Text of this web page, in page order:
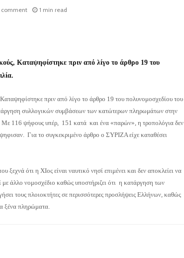
comment 1 min read
Καταψηφίστηκε πριν από λίγο το άρθρο 19 του
πριν από λίγο το άρθρο 19 του πολυνομοσχεδίου του
συλλογικών συμβάσεων των κατώτερων πληρωμάτων στην
Με 116 ψήφους υπέρ, 151 κατά και ένα «παρών», η τροπολόγια δεν
Για το συγκεκριμένο άρθρο ο ΣΥΡΙΖΑ είχε καταθέσει
ότι η ΧΙος είναι ναυτικό νησί επιμένει και δεν αποκλείει να
με άλλο νομοσχέδιο καθώς υποστήριζει ότι η κατάργηση των
τους πλοιοκτήτες σε περισσότερες προσλήψεις Ελλήνων, καθώς
ξένα πληρώματα.